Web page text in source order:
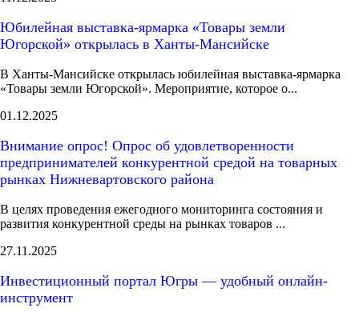
Юбилейная выставка-ярмарка «Товары земли
Югорской» открылась в Ханты-Мансийске
В Ханты-Мансийске открылась юбилейная выставка-ярмарка
«Товары земли Югорской». Мероприятие, которое о...
01.12.2025
Внимание опрос! Опрос об удовлетворенности
предпринимателей конкурентной средой на товарных
рынках Нижневартовского района
В целях проведения ежегодного мониторинга состояния и
развития конкурентной среды на рынках товаров ...
27.11.2025
Инвестиционный портал Югры — удобный онлайн-
инструмент